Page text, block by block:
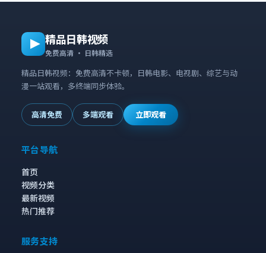
精品日韩视频
免费高清 · 日韩精选
精品日韩视频：免费高清不卡顿，日韩电影、电视剧、综艺与动
漫一站观看，多终端同步体验。
高清免费 多端观看 立即观看
平台导航
首页
视频分类
最新视频
热门推荐
服务支持